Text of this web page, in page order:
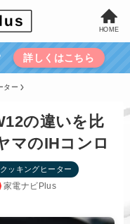
HOME
詳しくはこちら
ター
の違いを比
マのIHコンロ
ッキングヒーター
家電ナビPlus